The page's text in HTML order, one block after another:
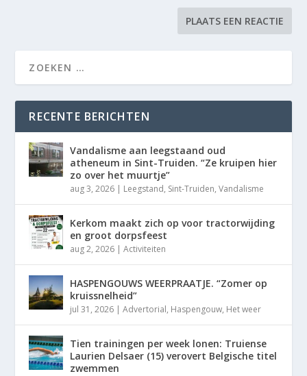
RECENTE BERICHTEN
Vandalisme aan leegstaand oud
atheneum in Sint-Truiden. “Ze kruipen hier
zo over het muurtje”
aug 3, 2026 | Leegstand, Sint-Truiden,Vandalisme
Kerkom maakt zich op voor tractorwijding
en groot dorpsfeest
aug 2, 2026 |Activiteiten
HASPENGOUWS WEERPRAATJE. “Zomer op
kruissnelheid”
jul 31, 2026 |Advertorial, Haspengouw, Het weer
Tien trainingen per week lonen: Truiense
Laurien Delsaer (15) verovert Belgische titel
zwemmen